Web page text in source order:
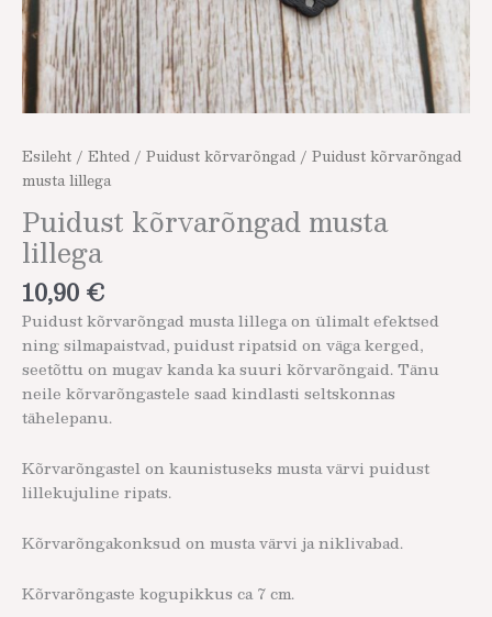
Esileht / Ehted / Puidust kõrvarõngad / Puidust kõrvarõngad
musta lillega
Puidust kõrvarõngad musta
lillega
10,90 €
Puidust kõrvarõngad musta lillega on ülimalt efektsed
ning silmapaistvad, puidust ripatsid on väga kerged,
seetõttu on mugav kanda ka suuri kõrvarõngaid. Tänu
neile kõrvarõngastele saad kindlasti seltskonnas
tähelepanu.
Kõrvarõngastel on kaunistuseks musta värvi puidust
lillekujuline ripats.
Kõrvarõngakonksud on musta värvi ja niklivabad.
Kõrvarõngaste kogupikkus ca 7 cm.